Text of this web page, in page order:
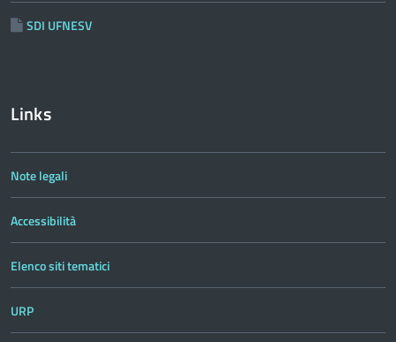
SDI UFNESV
Links
Note legali
Accessibilità
Elenco siti tematici
URP